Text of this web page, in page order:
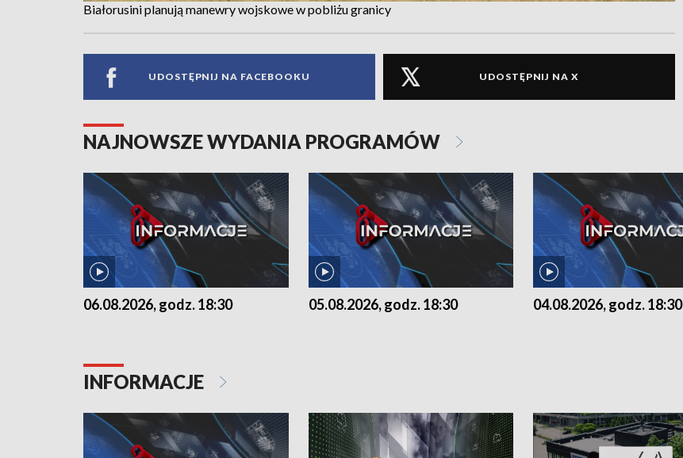
Białorusini planują manewry wojskowe w pobliżu granicy
UDOSTĘPNIJ NA FACEBOOKU UDOSTĘPNIJ NA X
NAJNOWSZE WYDANIA PROGRAMÓW
06.08.2026, godz. 18:30 05.08.2026, godz. 18:30 04.08.2026, godz. 18:30
INFORMACJE